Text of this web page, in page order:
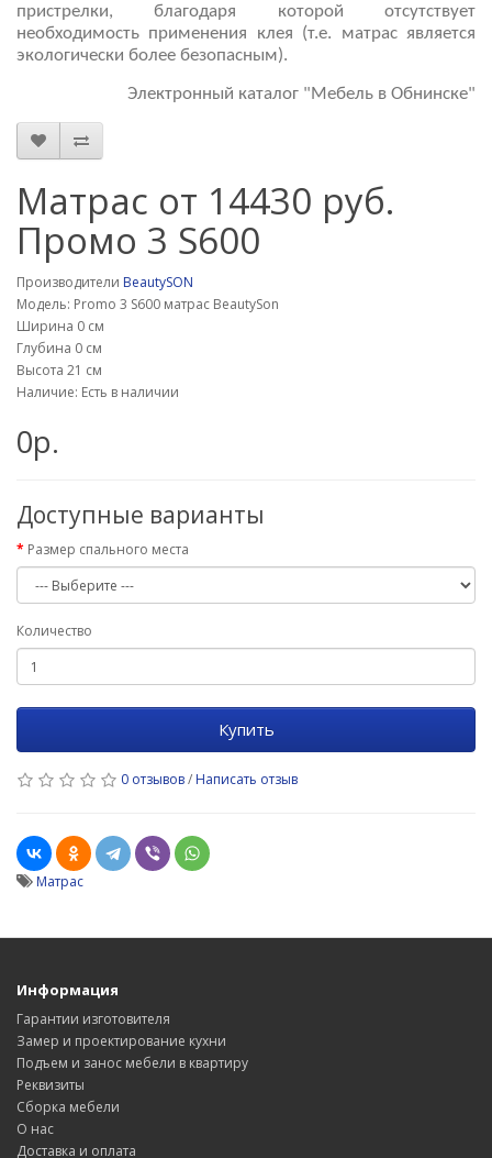
пристрелки, благодаря которой отсутствует
необходимость применения клея (т.е. матрас является
экологически более безопасным).
Электронный каталог "Мебель в Обнинске"
Матрас от 14430 руб.
Промо 3 S600
Производители BeautySON
Модель: Promo 3 S600 матрас BeautySon
Ширина 0 см
Глубина 0 см
Высота 21 см
Наличие: Есть в наличии
0р.
Доступные варианты
Размер спального места
Количество
Купить
0 отзывов/ Написать отзыв
Матрас
Информация
Гарантии изготовителя
Замер и проектирование кухни
Подъем и занос мебели в квартиру
Реквизиты
Сборка мебели
О нас
Доставка и оплата